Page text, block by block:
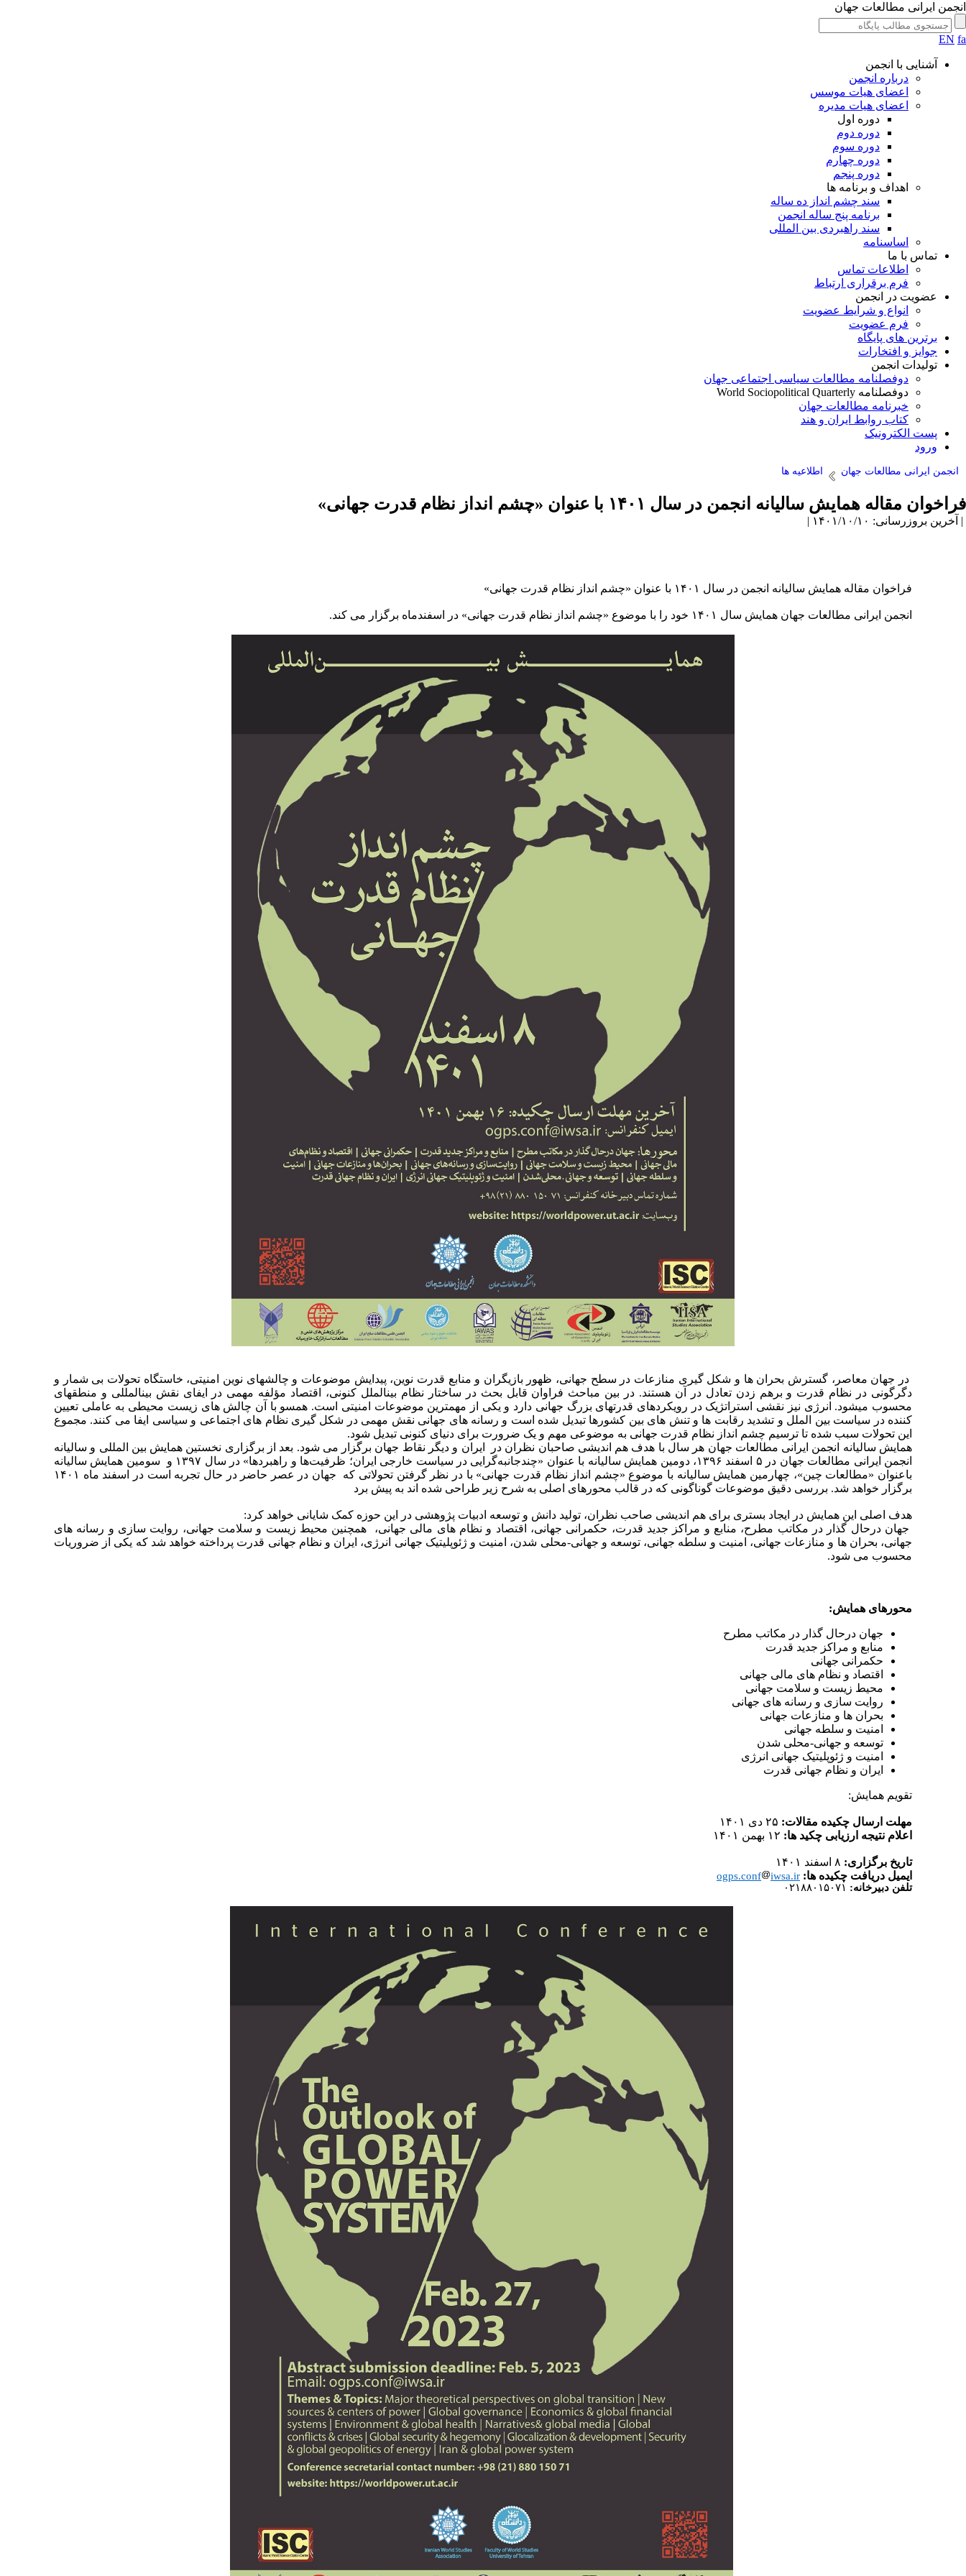
انجمن ایرانی مطالعات جهان
EN fa
آشنایی با انجمن
درباره انجمن
اعضای هیات موسس
اعضای هیات مدیره
دوره اول
دوره دوم
دوره سوم
دوره چهارم
دوره پنجم
اهداف و برنامه ها
سند چشم انداز ده ساله
برنامه پنج ساله انجمن
سند راهبردی بین المللی
اساسنامه
تماس با ما
اطلاعات تماس
فرم برقراری ارتباط
عضویت در انجمن
انواع و شرایط عضویت
فرم عضویت
برترین های پایگاه
جوایز و افتخارات
تولیدات انجمن
دوفصلنامه مطالعات سیاسی اجتماعی جهان
دوفصلنامه World Sociopolitical Quarterly
خبرنامه مطالعات جهان
کتاب روابط ایران و هند
پست الکترونیک
ورود
انجمن ایرانی مطالعات جهان اطلاعیه ها
فراخوان مقاله همایش سالیانه انجمن در سال ۱۴۰۱ با عنوان «چشم انداز نظام قدرت جهانی»
| آخرین بروزرسانی: ۱۴۰۱/۱۰/۱۰ |
فراخوان مقاله همایش سالیانه انجمن در سال ۱۴۰۱ با عنوان «چشم انداز نظام قدرت جهانی»
انجمن ایرانی مطالعات جهان همایش سال ۱۴۰۱ خود را با موضوع «چشم انداز نظام قدرت جهانی» در اسفندماه برگزار می کند.
در جهان معاصر، گسترش بحران ها و شکل گیری منازعات در سطح جهانی، ظهور بازیگران و منابع قدرت نوین، پیدایش موضوعات و چالش­­های نوین امنیتی، خاستگاه تحولات بی شمار و
دگرگونی در نظام قدرت و برهم زدن تعادل در آن هستند. در بین مباحث فراوان قابل بحث در ساختار نظام بین­الملل کنونی، اقتصاد مؤلفه مهمی در ایفای نقش بین­المللی و منطقه­ای
محسوب می­شود. انرژی نیز نقشی استراتژیک در رویکردهای قدرت­های بزرگ جهانی دارد و یکی از مهمترین موضوعات امنیتی است. هم­سو با آن چالش های زیست محیطی به عاملی تعیین
کننده در سیاست بین الملل و تشدید رقابت ها و تنش های بین کشورها تبدیل شده است و رسانه های جهانی نقش مهمی در شکل گیری نظام های اجتماعی و سیاسی ایفا می کنند. مجموع
این تحولات سبب شده تا ترسیم چشم انداز نظام قدرت جهانی به موضوعی مهم و یک ضرورت برای دنیای کنونی تبدیل شود.
همایش سالیانه انجمن ایرانی مطالعات جهان هر سال با هدف هم اندیشی صاحبان نظران در ایران و دیگر نقاط جهان برگزار می شود. بعد از برگزاری نخستین همایش بین المللی و سالیانه
انجمن ایرانی مطالعات جهان در ۵ اسفند ۱۳۹۶، دومین همایش سالیانه با عنوان «چندجانبه‌گرایی در سیاست خارجی ایران؛ ظرفیت‌ها و راهبردها» در سال ۱۳۹۷ و سومین همایش سالیانه
باعنوان «مطالعات چین»، چهارمین همایش سالیانه با موضوع «چشم انداز نظام قدرت جهانی» با در نظر گرفتن تحولاتی که جهان در عصر حاضر در حال تجربه است در اسفند ماه ۱۴۰۱
برگزار خواهد شد. بررسی دقیق موضوعات گوناگونی که در قالب محورهای اصلی به شرح زیر طراحی شده اند به پیش برد
هدف اصلی این همایش در ایجاد بستری برای هم اندیشی صاحب نظران، تولید دانش و توسعه ادبیات پژوهشی در این حوزه کمک شایانی خواهد کرد:
جهان درحال گذار در مکاتب مطرح، منابع و مراکز جدید قدرت، حکمرانی جهانی، اقتصاد و نظام های مالی جهانی، همچنین محیط زیست و سلامت جهانی، روایت سازی و رسانه های
جهانی، بحران ها و منازعات جهانی، امنیت و سلطه جهانی، توسعه و جهانی-محلی شدن، امنیت و ژئوپلیتیک جهانی انرژی، ایران و نظام جهانی قدرت پرداخته خواهد شد که یکی از ضروریات
محسوب می شود.
محورهای همایش:
جهان درحال گذار در مکاتب مطرح
منابع و مراکز جدید قدرت
حکمرانی جهانی
اقتصاد و نظام های مالی جهانی
محیط زیست و سلامت جهانی
روایت سازی و رسانه های جهانی
بحران ها و منازعات جهانی
امنیت و سلطه جهانی
توسعه و جهانی-محلی شدن
امنیت و ژئوپلیتیک جهانی انرژی
ایران و نظام جهانی قدرت
تقویم همایش:
مهلت ارسال چکیده مقالات:
اعلام نتیجه ارزیابی چکید ها:
تاریخ برگزاری:
ایمیل دریافت چکیده ها:
ogps.conf
iwsa.ir
تلفن دبیرخانه: ۰۲۱۸۸۰۱۵۰۷۱